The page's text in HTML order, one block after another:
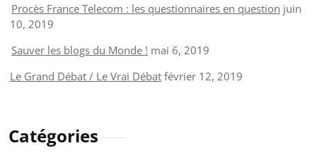
Procès France Telecom : les questionnaires en question juin
10, 2019
Sauver les blogs du Monde ! mai 6, 2019
Le Grand Débat / Le Vrai Débat février 12, 2019
Catégories